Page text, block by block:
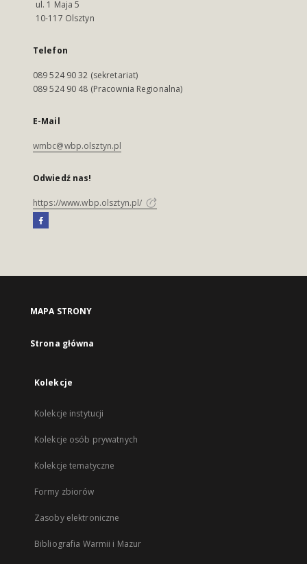
ul. 1 Maja 5
10-117 Olsztyn
Telefon
089 524 90 32 (sekretariat)
089 524 90 48 (Pracownia Regionalna)
E-Mail
wmbc@wbp.olsztyn.pl
Odwiedź nas!
https://www.wbp.olsztyn.pl/
MAPA STRONY
Strona główna
Kolekcje
Kolekcje instytucji
Kolekcje osób prywatnych
Kolekcje tematyczne
Formy zbiorów
Zasoby elektroniczne
Bibliografia Warmii i Mazur